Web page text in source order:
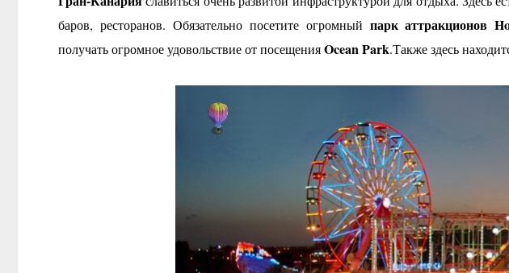
баров, ресторанов. Обязательно посетите огромный парк аттракционов
получать огромное удовольствие от посещенияOcean Park.Также здесь